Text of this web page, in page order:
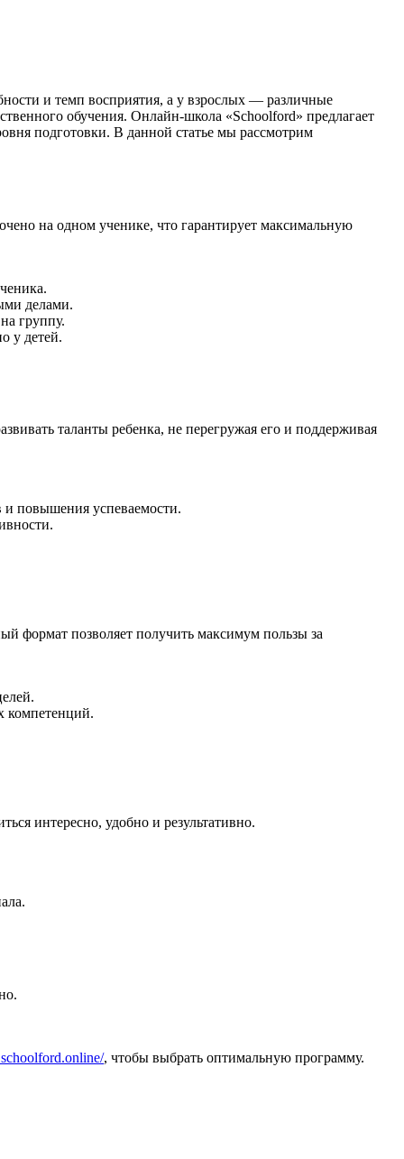
и темп восприятия, а у взрослых — различные
обучения. Онлайн-школа «Schoolford» предлагает
подготовки. В данной статье мы рассмотрим
на одном ученике, что гарантирует максимальную
делами.
группу.
у детей.
таланты ребенка, не перегружая его и поддерживая
и повышения успеваемости.
формат позволяет получить максимум пользы за
компетенций.
интересно, удобно и результативно.
, чтобы выбрать оптимальную программу.